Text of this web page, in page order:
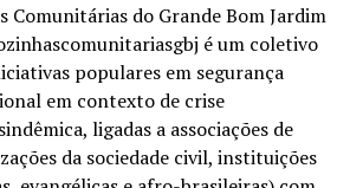
Comunitárias do Grande Bom Jardim
é um coletivo
populares em segurança
em contexto de crise
ligadas a associações de
da sociedade civil, instituições